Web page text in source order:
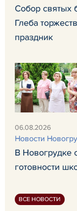
Собор святых
Глеба
праздник
06.08.2026
Новости
В Новогрудке
готовности
ВСЕ НОВОСТИ